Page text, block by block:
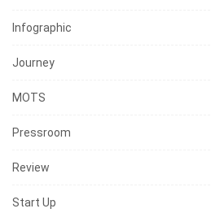
Infographic
Journey
MOTS
Pressroom
Review
Start Up